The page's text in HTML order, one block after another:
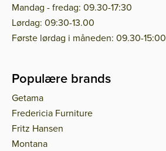
Mandag - fredag: 09.30-17:30
Lørdag: 09:30-13.00
Første lørdag i måneden: 09.30-15:00
Populære brands
Getama
Fredericia Furniture
Fritz Hansen
Montana